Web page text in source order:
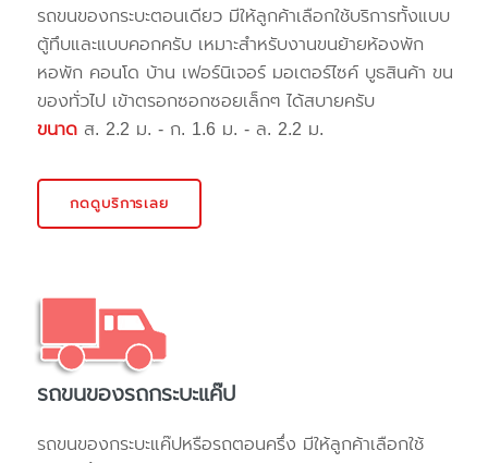
รถขนของกระบะตอนเดียว มีให้ลูกค้าเลือกใช้บริการทั้งแบบ
ตู้ทึบและแบบคอกครับ เหมาะสำหรับงานขนย้ายห้องพัก
หอพัก คอนโด บ้าน เฟอร์นิเจอร์ มอเตอร์ไซค์ บูธสินค้า ขน
ของทั่วไป เข้าตรอกซอกซอยเล็กๆ ได้สบายครับ
ขนาด ส. 2.2 ม. - ก. 1.6 ม. - ล. 2.2 ม.
กดดูบริการเลย
รถขนของรถกระบะแค๊ป
รถขนของกระบะแค๊ปหรือรถตอนครึ่ง มีให้ลูกค้าเลือกใช้